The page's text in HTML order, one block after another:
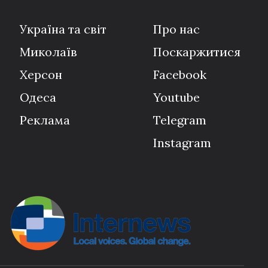
Україна та світ
Миколаїв
Херсон
Одеса
Реклама
Про нас
Поскаржитися
Facebook
Youtube
Telegram
Instagram